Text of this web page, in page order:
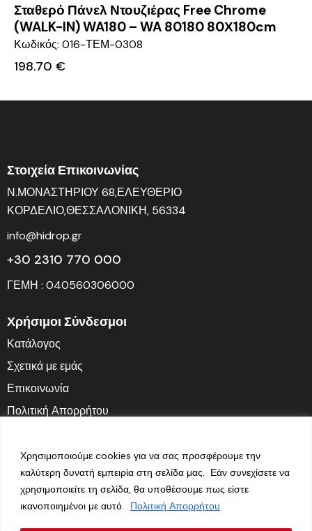
Χρησιμοποιούμε cookies για να σας προσφέρουμε την
καλύτερη δυνατή εμπειρία στη σελίδα μας. Εάν συνεχίσετε να
χρησιμοποιείτε τη σελίδα, θα υποθέσουμε πως είστε
ικανοποιημένοι με αυτό.
Πολιτική Απορρήτου
Σταθερό Πάνελ Ντουζιέρας Free Chrome
(WALK-IN) WA180 – WA 80180 80Χ180cm
Κωδικός: 016-ΤΕΜ-0308
198.70 €
Στοιχεία Επικοινωνίας
Ν.ΜΟΝΑΣΤΗΡΙΟΥ 68,ΕΛΕΥΘΕΡΙΟ
ΚΟΡΔΕΛΙΟ,ΘΕΣΣΑΛΟΝΙΚΗ, 56334
info@hidrop.gr
+30 2310 770 000
ΓΕΜΗ : 040560306000
Χρήσιμοι Σύνδεσμοι
Κατάλογος
Σχετικά με εμάς
Επικοινωνία
Πολιτική Απορρήτου
Δευτ. – Παρ.: 7:30 π.μ. – 3:30 μ.μ.
Σαββατοκύριακο: Κλειστά
Follow us